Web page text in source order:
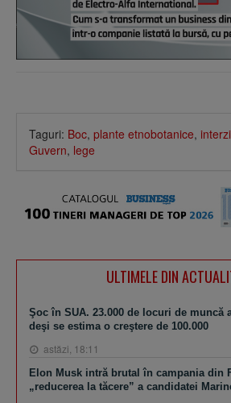
Taguri: Boc, plante etnobotanice,
Guvern, lege
ULTIMELE DIN
Şoc în SUA. 23.000 de locuri de muncă
deşi se estima o creştere de 100.000
astăzi, 18:11
Elon Musk intră brutal în campania din
„reducerea la tăcere” a candidatei